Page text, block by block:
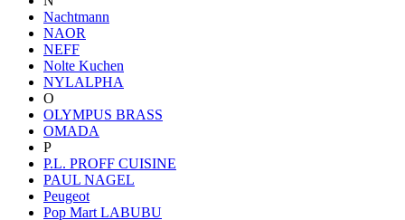
Nachtmann
NAOR
NEFF
Nolte Kuchen
NYLALPHA
O
OLYMPUS BRASS
OMADA
P
P.L. PROFF CUISINE
PAUL NAGEL
Peugeot
Pop Mart LABUBU